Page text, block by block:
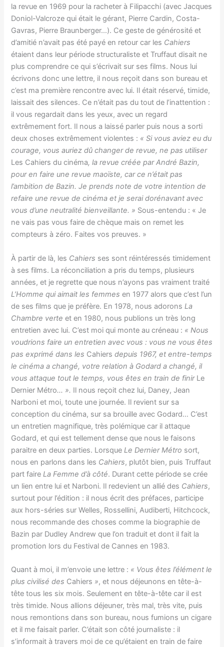
la revue en 1969 pour la racheter à Filipacchi (avec Jacques
Doniol-Valcroze qui était le gérant, Pierre Cardin, Costa-
Gavras, Pierre Braunberger…). Ce geste de générosité et
d’amitié n’avait pas été payé en retour car les Cahiers
étaient dans leur période structuraliste et Truffaut disait ne
plus comprendre ce qui s’écrivait sur ses films. Nous lui
écrivons donc une lettre, il nous reçoit dans son bureau et
c’est ma première rencontre avec lui. Il était réservé, timide,
laissait des silences. Ce n’était pas du tout de l’inattention :
il vous regardait dans les yeux, avec un regard
extrêmement fort. Il nous a laissé parler puis nous a sorti
deux choses extrêmement violentes : « Si vous aviez eu du
courage, vous auriez dû changer de revue, ne pas utiliser
Les Cahiers du cinéma, la revue créée par André Bazin,
pour en faire une revue maoïste, car ce n’était pas
l’ambition de Bazin. Je prends note de votre intention de
refaire une revue de cinéma et je serai dorénavant avec
vous d’une neutralité bienveillante. » Sous-entendu : « Je
ne vais pas vous faire de chèque mais on remet les
compteurs à zéro. Faites vos preuves. »
À partir de là, les Cahiers ses sont réintéressés timidement
à ses films. La réconciliation a pris du temps, plusieurs
années, et je regrette que nous n’ayons pas vraiment traité
L’Homme qui aimait les femmes en 1977 alors que c’est l’un
de ses films que je préfère. En 1978, nous adoronsLa
Chambre verte et en 1980, nous publions un très long
entretien avec lui. C’est moi qui monte au créneau : « Nous
voudrions faire un entretien avec vous : vous ne vous êtes
pas exprimé dans les Cahiersdepuis 1967, et entre-temps
le cinéma a changé, votre relation à Godard a changé, il
vous attaque tout le temps, vous êtes en train de finir Le
Dernier Métro… ». Il nous reçoit chez lui, Daney, Jean
Narboni et moi, toute une journée. Il revient sur sa
conception du cinéma, sur sa brouille avec Godard… C’est
un entretien magnifique, très polémique car il attaque
Godard, et qui est tellement dense que nous le faisons
paraitre en deux parties. LorsqueLe Dernier Métro sort,
nous en parlons dans les Cahiers, plutôt bien, puis Truffaut
part faireLa Femme d’à côté. Durant cette période se crée
un lien entre lui et Narboni. Il redevient un allié des Cahiers,
surtout pour l’édition : il nous écrit des préfaces, participe
aux hors-séries sur Welles, Rossellini, Audiberti, Hitchcock,
nous recommande des choses comme la biographie de
Bazin par Dudley Andrew que l’on traduit et dont il fait la
promotion lors du Festival de Cannes en 1983.
Quant à moi, il m’envoie une lettre : « Vous êtes l’élément le
plus civilisé des Cahiers », et nous déjeunons en tête-à-
tête tous les six mois. Seulement en tête-à-tête car il est
très timide. Nous allions déjeuner, très mal, très vite, puis
nous remontions dans son bureau, nous fumions un cigare
et il me faisait parler. C’était son côté journaliste : il
s’informait à travers moi de ce qu’étaient en train de faire